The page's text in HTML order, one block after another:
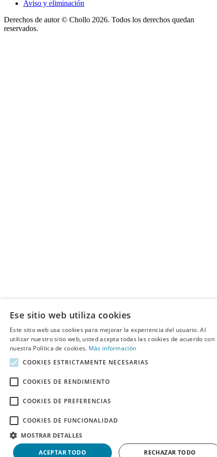
Aviso y eliminación
Derechos de autor © Chollo 2026. Todos los derechos quedan
reservados.
Ese sitio web utiliza cookies
Este sitio web usa cookies para mejorar la experiencia del usuario. Al
utilizar nuestro sitio web, usted acepta todas las cookies de acuerdo con
nuestra Política de cookies. Más información
COOKIES ESTRICTAMENTE NECESARIAS
COOKIES DE RENDIMIENTO
COOKIES DE PREFERENCIAS
COOKIES DE FUNCIONALIDAD
MOSTRAR DETALLES
ACEPTAR TODO RECHAZAR TODO